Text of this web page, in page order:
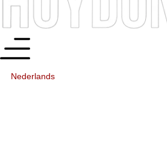
Nederlands